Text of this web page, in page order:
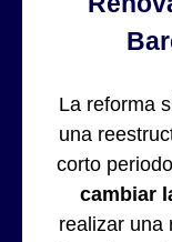
La reforma
una
corto
cambiar
realizar una